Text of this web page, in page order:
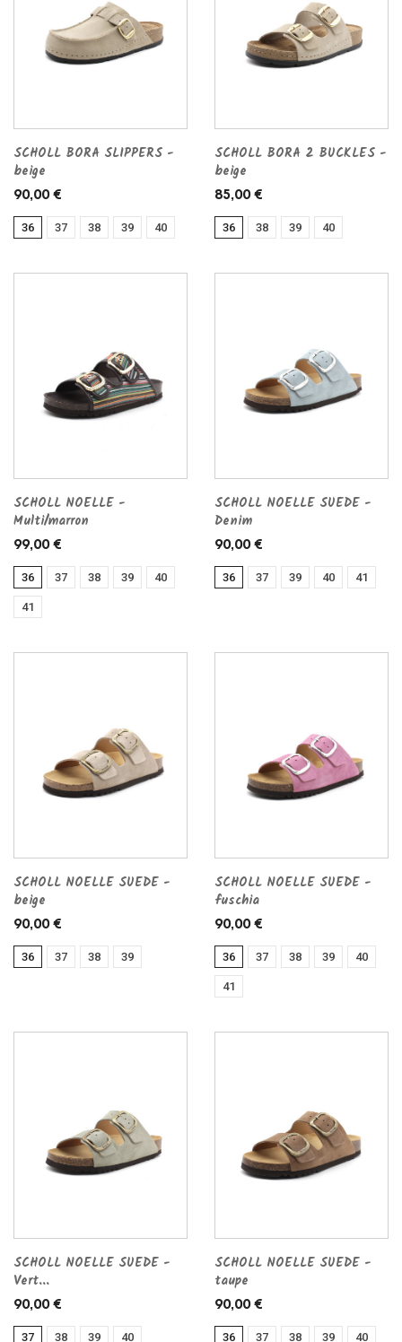
SCHOLL BORA SLIPPERS -
beige
90,00 €
36 37 38 39 40
SCHOLL BORA 2 BUCKLES -
beige
85,00 €
36 38 39 40
SCHOLL NOELLE -
Multi/marron
99,00 €
36 37 38 39 40
41
SCHOLL NOELLE SUEDE -
Denim
90,00 €
36 37 39 40 41
SCHOLL NOELLE SUEDE -
beige
90,00 €
36 37 38 39
SCHOLL NOELLE SUEDE -
fuschia
90,00 €
36 37 38 39 40
41
SCHOLL NOELLE SUEDE -
Vert...
90,00 €
37 38 39 40
SCHOLL NOELLE SUEDE -
taupe
90,00 €
36 37 38 39 40